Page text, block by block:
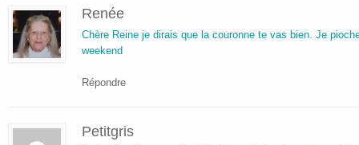
Renée
Chère Reine je dirais que la couronne te vas bien. Je
weekend
Répondre
Petitgris